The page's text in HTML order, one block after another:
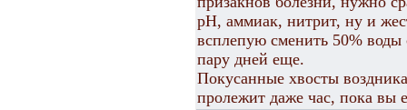
рН, аммиак, нитрит, ну и
всплепую сменить 50% воды
пару дней еще.
Покусанные хвосты
пролежит даже час, пока вы